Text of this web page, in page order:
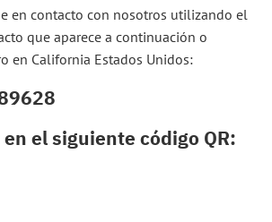
en contacto con nosotros utilizando el
que aparece a continuación o
en California Estados Unidos:
el siguiente código QR: